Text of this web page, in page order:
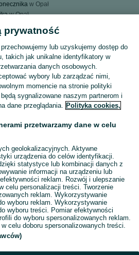
w Opał
w Opał
6 mm w Opał
Aktualne ogłoszenia w całej Polsce: łuski słonecznika ▶️ sprawdź oferty w kategorii Brykiet opałowy i kupuj taniej na OLX.pl! Zobacz
prywatność
lub uzyskujemy dostęp do
takich jak unikalne identyfikatory w
danych osobowych.
wybory lub zarządzać nimi,
momencie na stronie polityki
sygnalizowane naszym partnerom i
dane przeglądania. Polityka cookies,
przetwarzamy dane w celu
geolokalizacyjnych. Aktywne
urządzenia do celów identyfikacji.
statystyce lub kombinacji danych z
informacji na urządzeniu lub
reklam. Rozwój i ulepszanie
celu personalizacji treści. Tworzenie
reklam. Wykorzystywanie
wyboru reklam. Wykorzystywanie
wyboru treści. Pomiar efektywności
do wyboru spersonalizowanych reklam.
celu doboru spersonalizowanych treści.